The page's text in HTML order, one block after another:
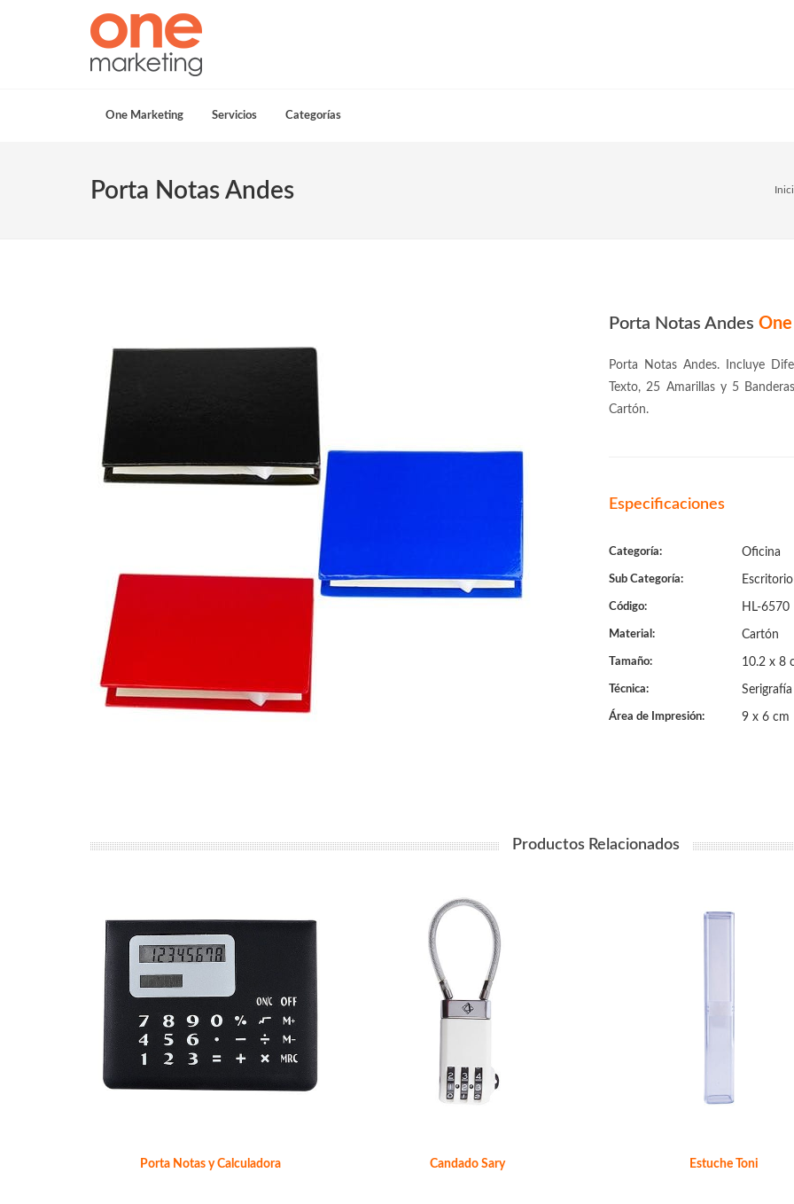
One Marketing Servicios Categorías
Porta Notas Andes
Porta Notas Andes One
Porta Notas Andes. Incluye
Texto, 25 Amarillas y 5
Cartón.
Especificaciones
Categoría: Oficina
Sub Categoría: Escritorio
Código: HL-6570
Material: Cartón
Tamaño: 10.2 x 8
Técnica: Serigrafía
Área de Impresión: 9 x 6 cm
Productos Relacionados
Porta Notas y Calculadora Candado Sary Estuche Toni